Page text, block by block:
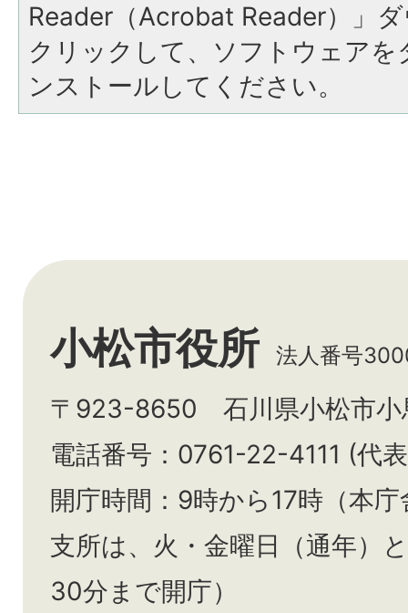
Reader（Acrobat Reader）」
クリックして、ソフトウェア
ンストールしてください。
小松市役所 法人番号
〒923-8650 石川県小松市小
電話番号：0761-22-4111 (代
開庁時間：9時から17時（本
支所は、火・金曜日（通年）と
30分まで開庁）